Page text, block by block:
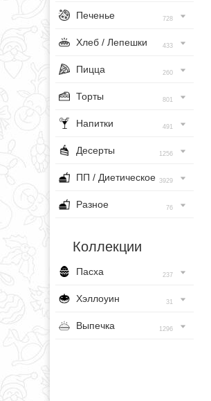
Печенье 728
Хлеб / Лепешки 433
Пицца 260
Торты 801
Напитки 491
Десерты 1256
ПП / Диетическое 3929
Разное 76
Коллекции
Пасха 237
Хэллоуин 31
Выпечка 1296